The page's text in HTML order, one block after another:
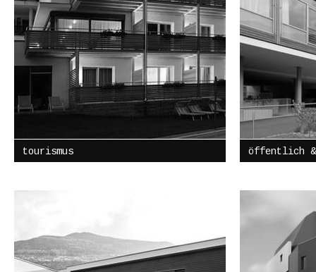
tourismus öffentlich &